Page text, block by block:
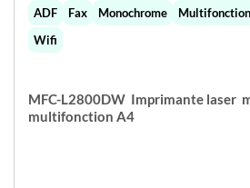
ADF Fax Monochrome Multifonction
Wifi
MFC-L2800DW Imprimante laser
multifonction A4